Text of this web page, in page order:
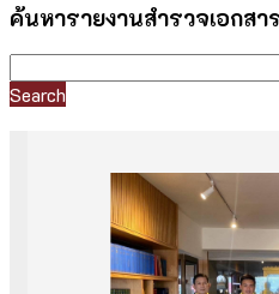
ค้นหารายงานสำรวจเอกส
Search